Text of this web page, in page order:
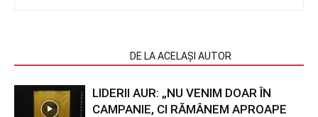
DE LA ACELAȘI AUTOR
LIDERII AUR: „NU VENIM DOAR ÎN
CAMPANIE, CI RĂMÂNEM APROAPE